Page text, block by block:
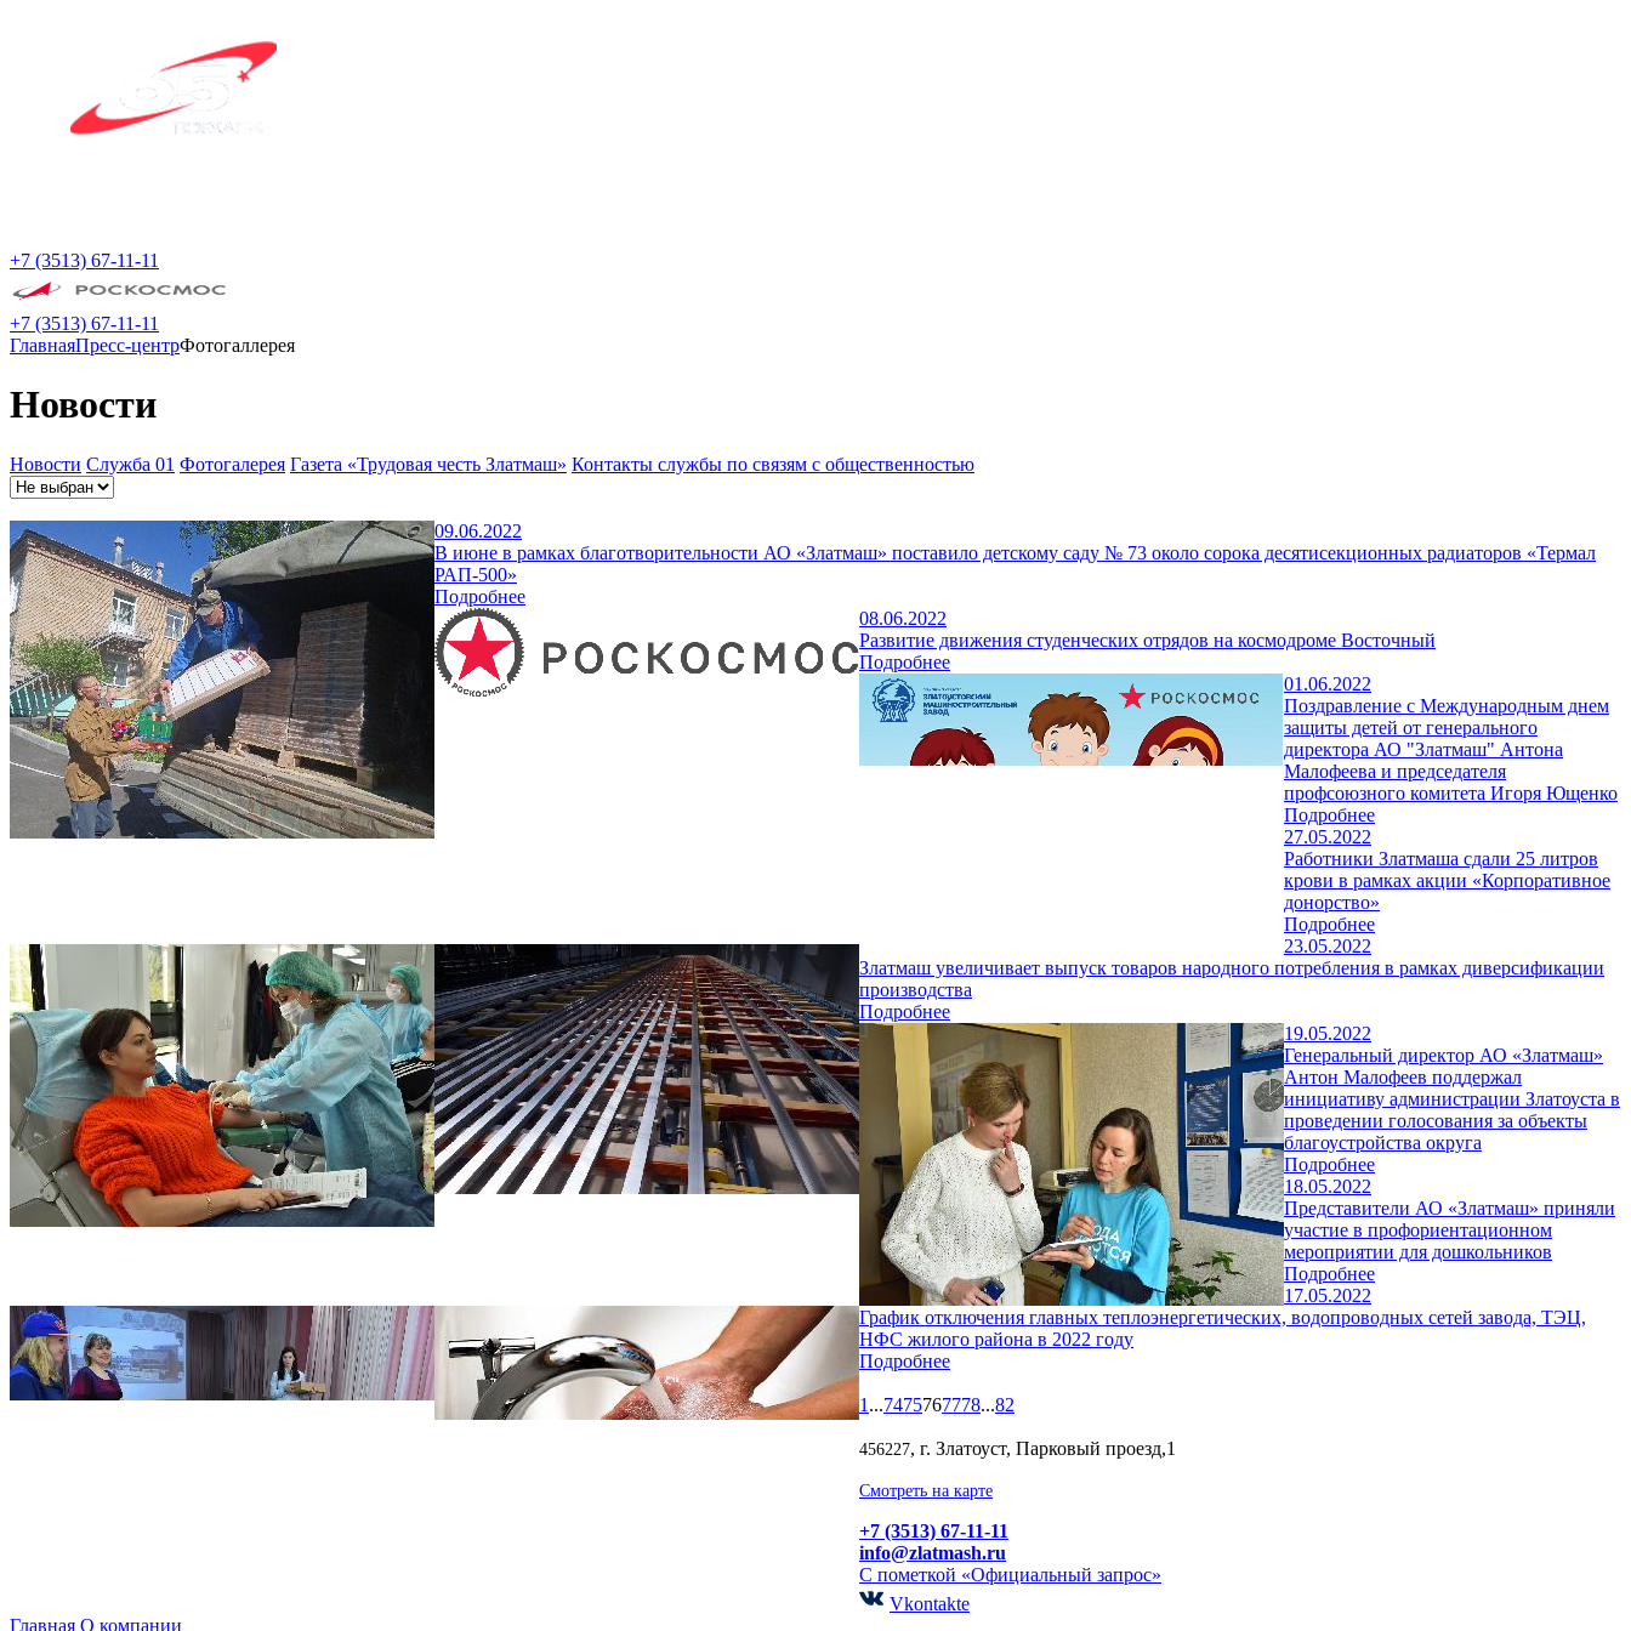
+7 (3513) 67-11-11
+7 (3513) 67-11-11
ГлавнаяПресс-центрФотогаллерея
Новости
Новости Служба 01 Фотогалерея Газета «Трудовая честь Златмаш» Контакты службы по связям с общественностью
09.06.2022
В июне в рамках благотворительности АО «Златмаш» поставило детскому саду № 73 около сорока десятисекционных радиаторов «Термал
РАП-500»
Подробнее
08.06.2022
Развитие движения студенческих отрядов на космодроме Восточный
Подробнее
01.06.2022
Поздравление с Международным днем
защиты детей от генерального
директора АО "Златмаш" Антона
Малофеева и председателя
профсоюзного комитета Игоря Ющенко
Подробнее
27.05.2022
Работники Златмаша сдали 25 литров
крови в рамках акции «Корпоративное
донорство»
Подробнее
23.05.2022
Златмаш увеличивает выпуск товаров народного потребления в рамках диверсификации
производства
Подробнее
19.05.2022
Генеральный директор АО «Златмаш»
Антон Малофеев поддержал
инициативу администрации Златоуста в
проведении голосования за объекты
благоустройства округа
Подробнее
18.05.2022
Представители АО «Златмаш» приняли
участие в профориентационном
мероприятии для дошкольников
Подробнее
17.05.2022
График отключения главных теплоэнергетических, водопроводных сетей завода, ТЭЦ,
НФС жилого района в 2022 году
Подробнее
1 ...7475767778...82
456227, г. Златоуст, Парковый проезд,1
Смотреть на карте
+7 (3513) 67-11-11
info@zlatmash.ru
С пометкой «Официальный запрос»
Vkontakte
Главная О компании